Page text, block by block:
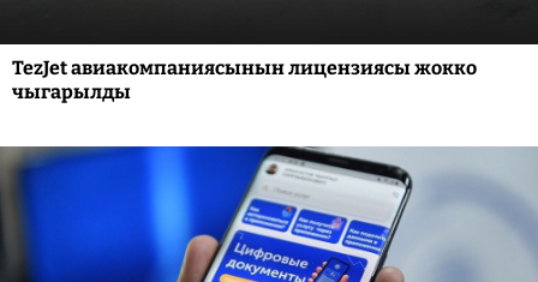
TezJet авиакомпаниясынын лицензиясы жокко
чыгарылды